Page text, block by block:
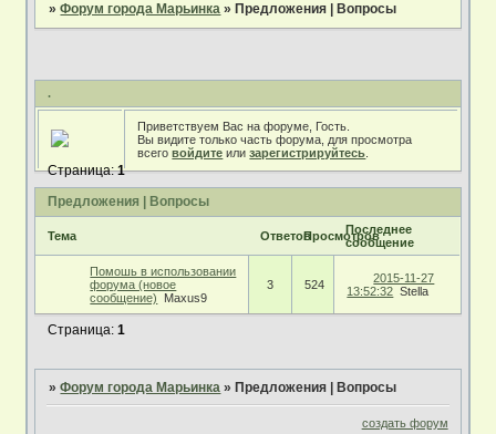
»Форум города Марьинка » Предложения | Вопросы
.
Приветствуем Вас на форуме, Гость.
Вы видите только часть форума, для просмотра
всеговойдите илизарегистрируйтесь
Предложения | Вопросы
Страница:1
Тема ОтветовПросмотровПоследнее
сообщение
Помошь в использовании
форума (новое
сообщение)
Maxus9
3 524
2015-11-27
13:52:32 Stella
Страница:1
»Форум города Марьинка » Предложения | Вопросы
создать форум